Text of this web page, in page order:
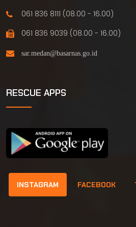
061 836 8111 (08.00 - 16.00)
061 836 9039 (08.00 - 16.00)
RESCUE APPS
INSTAGRAM FACEBOOK